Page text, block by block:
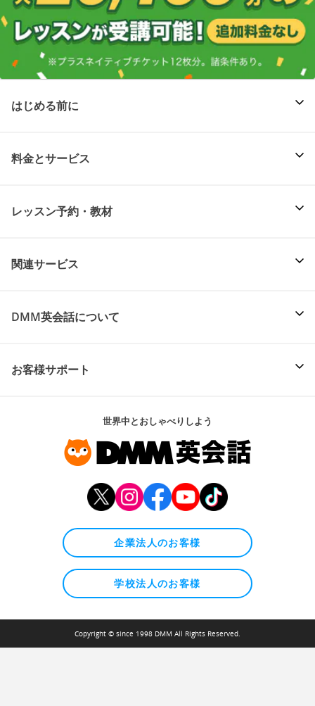
はじめる前に
料金とサービス
レッスン予約・教材
関連サービス
DMM英会話について
お客様サポート
世界中とおしゃべりしよう
企業法人のお客様
学校法人のお客様
Copyright © since 1998 DMM All Rights Reserved.